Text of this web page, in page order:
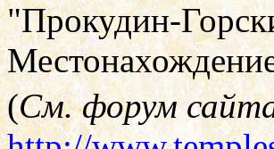
"Прокудин-
(См. форум